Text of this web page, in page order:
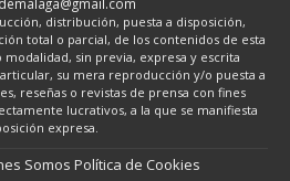
distribución, puesta a disposición,
total o parcial, de los contenidos de esta
sin previa, expresa y escrita
su mera reproducción y/o puesta a
reseñas o revistas de prensa con fines
lucrativos, a la que se manifiesta
expresa.
Somos Política de Cookies